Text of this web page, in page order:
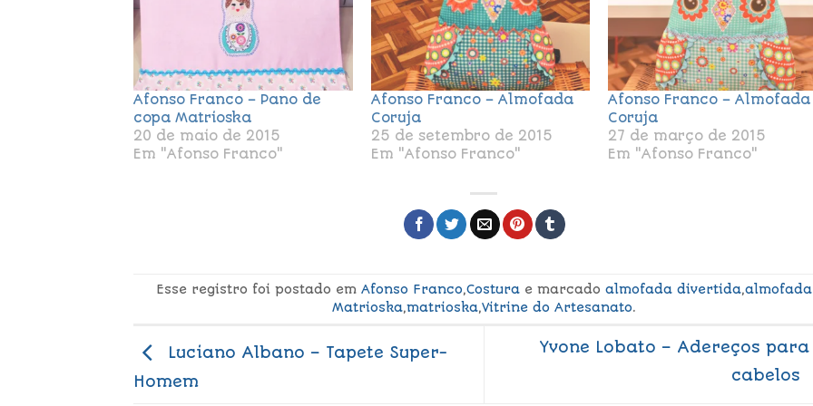
Afonso Franco – Pano de
copa Matrioska
20 de maio de 2015
Em "Afonso Franco"
Afonso Franco – Almofada
Coruja
25 de setembro de 2015
Em "Afonso Franco"
Afonso Franco – Almofada
Coruja
27 de março de 2015
Em "Afonso Franco"
Esse registro foi postado em Afonso Franco,Costurae marcado almofada divertida,almofada
Matrioska,matrioska,Vitrine do Artesanato.
Luciano Albano – Tapete Super-
Homem
Yvone Lobato – Adereços para
cabelos